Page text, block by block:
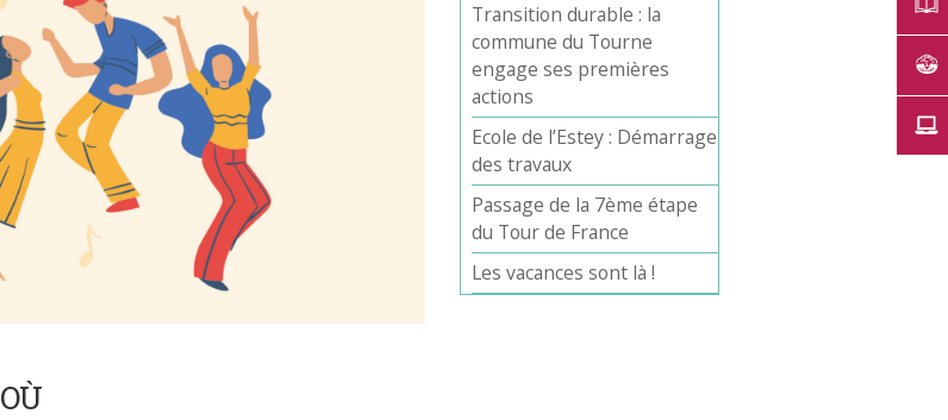
OÙ
Transition durable : la
commune du Tourne
engage ses premières
actions
Ecole de l’Estey : Démarrage
des travaux
Passage de la 7ème étape
du Tour de France
Les vacances sont là !